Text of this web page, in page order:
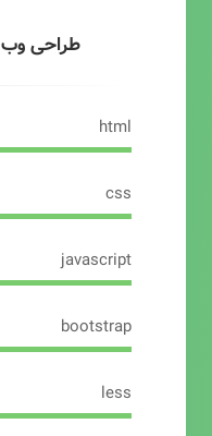
طراحی وب
html
css
javascript
bootstrap
less